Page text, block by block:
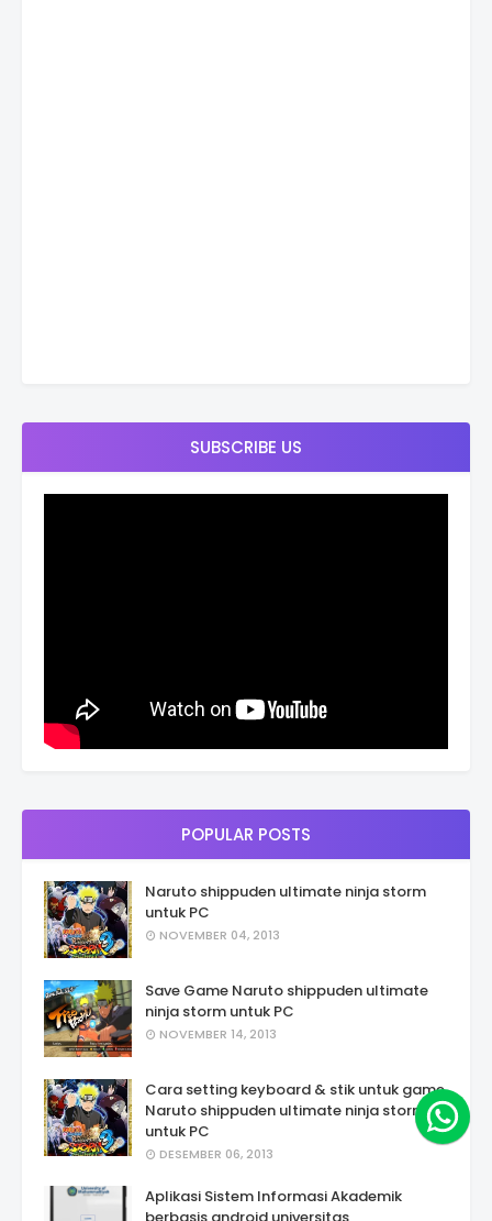
SUBSCRIBE US
POPULAR POSTS
Naruto shippuden ultimate ninja storm
untuk PC
NOVEMBER 04, 2013
Save Game Naruto shippuden ultimate
ninja storm untuk PC
NOVEMBER 14, 2013
Cara setting keyboard & stik untuk game
Naruto shippuden ultimate ninja storm 3
untuk PC
DESEMBER 06, 2013
Aplikasi Sistem Informasi Akademik